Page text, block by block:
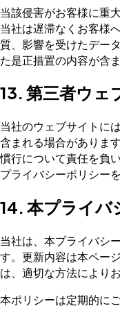
当該侵害がお客様に重
当社は遅滞なくお客様
質、影響を受けたデー
た是正措置の内容が含ま
13. 第三者ウェ
当社のウェブサイトに
含まれる場合がありま
慣行について責任を負
プライバシーポリシー
14. 本プライバ
当社は、本プライバシ
す。更新内容は本ペー
は、適切な方法により
本ポリシーは定期的に